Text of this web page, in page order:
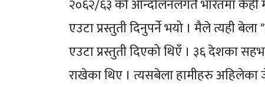
२०६२/६३ को आन्दोलनलगतै भारतमा केही
एउटा प्रस्तुती दिनुपर्ने भयो । मैले त्यही
एउटा प्रस्तुती दिएको थिएँ । ३६ देशका
राखेका थिए । त्यसबेला हामीहरु